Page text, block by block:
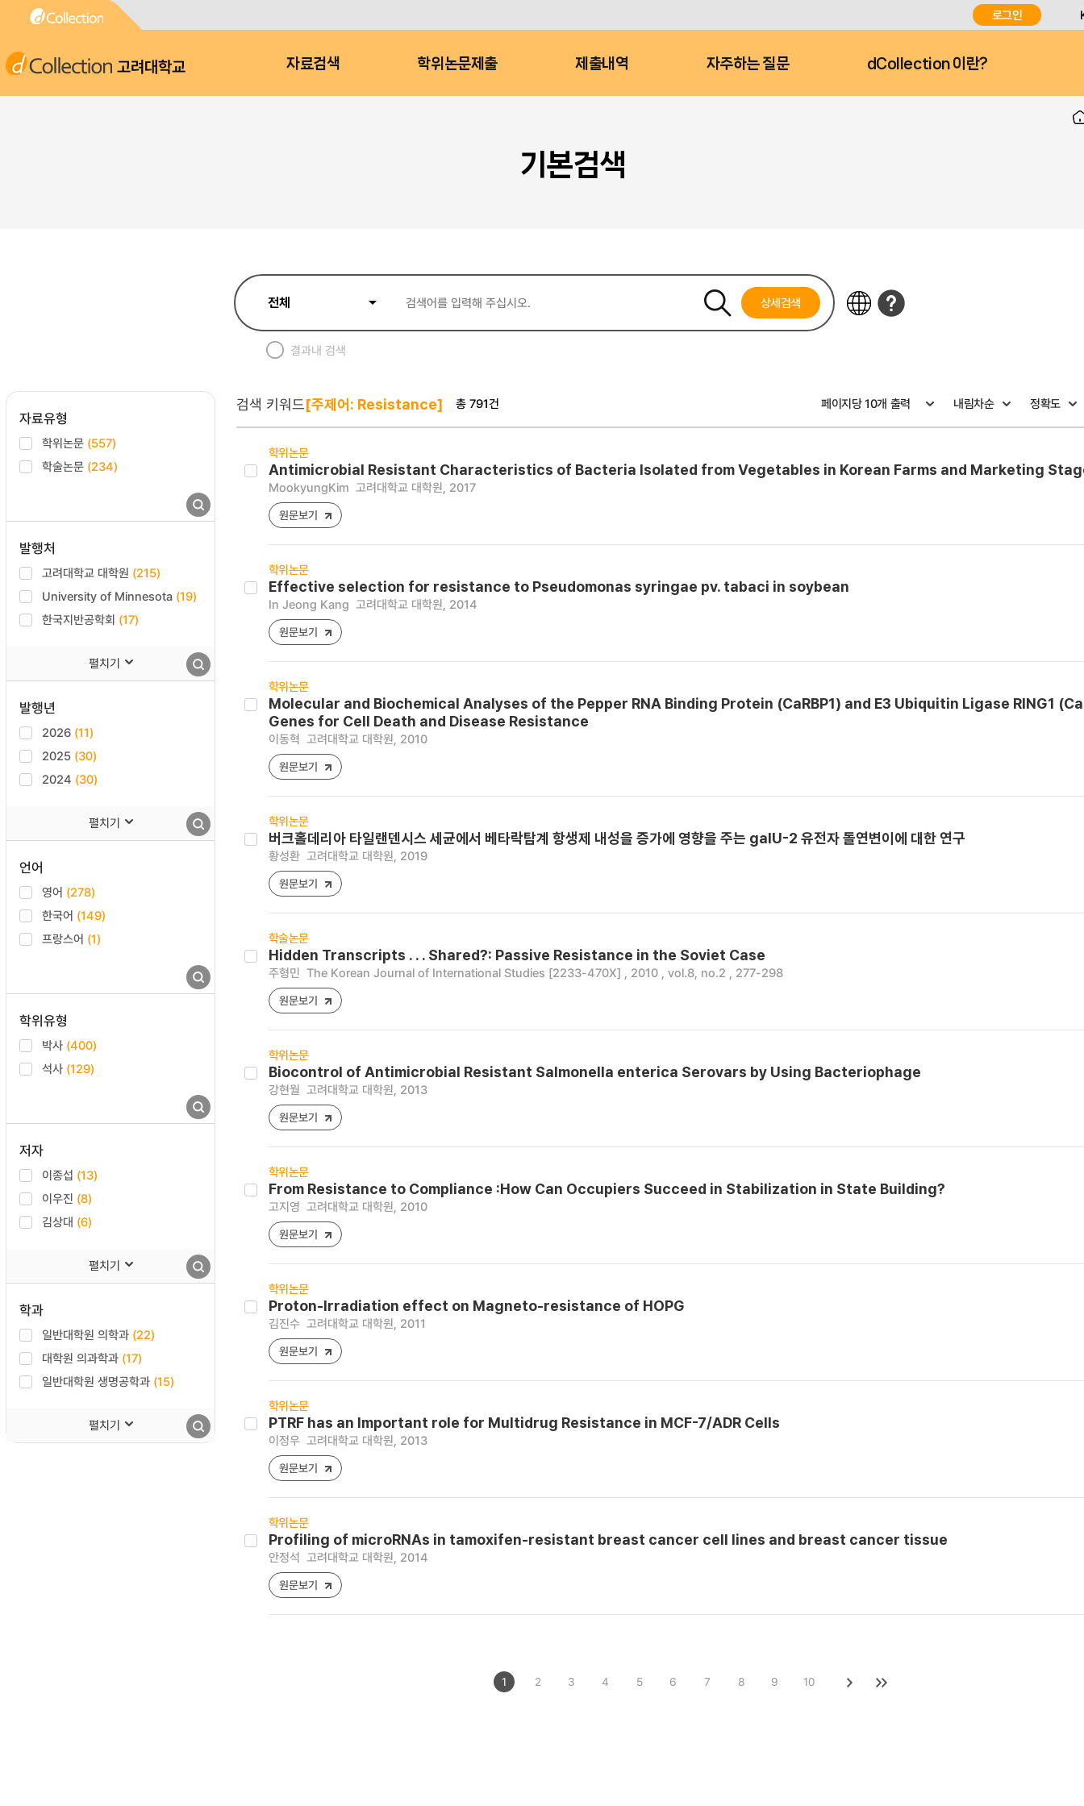
로그인
고려대학교 자료검색 학위논문제출 제출내역 자주하는 질문 dCollection 이란?
기본검색
상세검색
결과내 검색
자료유형
학위논문 (557)
학술논문 (234)
발행처
고려대학교 대학원 (215)
University of Minnesota (19)
한국지반공학회 (17)
펼치기
발행년
2026 (11)
2025 (30)
2024 (30)
펼치기
언어
영어 (278)
한국어 (149)
프랑스어 (1)
학위유형
박사 (400)
석사 (129)
저자
이종섭 (13)
이우진 (8)
김상대 (6)
펼치기
학과
일반대학원 의학과 (22)
대학원 의과학과 (17)
일반대학원 생명공학과 (15)
펼치기
검색 키워드[주제어: Resistance] 총 791건
학위논문
Antimicrobial Resistant Characteristics of Bacteria Isolated from Vegetables in Korean Farms and Marketing
MookyungKim 고려대학교 대학원, 2017
원문보기
학위논문
Effective selection for resistance to Pseudomonas syringae pv. tabaci in soybean
In Jeong Kang 고려대학교 대학원, 2014
원문보기
학위논문
Molecular and Biochemical Analyses of the Pepper RNA Binding Protein (CaRBP1) and E3 Ubiquitin Ligase RING1
Genes for Cell Death and Disease Resistance
이동혁 고려대학교 대학원, 2010
원문보기
학위논문
버크홀데리아 타일랜덴시스 세균에서 베타락탐계 항생제 내성을 증가에 영향을 주는 galU-2 유전자 돌연변이에 대한 연구
황성환 고려대학교 대학원, 2019
원문보기
학술논문
Hidden Transcripts . . . Shared?: Passive Resistance in the Soviet Case
주형민 The Korean Journal of International Studies [2233-470X] , 2010 , vol.8, no.2 , 277-298
원문보기
학위논문
Biocontrol of Antimicrobial Resistant Salmonella enterica Serovars by Using Bacteriophage
강현월 고려대학교 대학원, 2013
원문보기
학위논문
From Resistance to Compliance :How Can Occupiers Succeed in Stabilization in State Building?
고지영 고려대학교 대학원, 2010
원문보기
학위논문
Proton-Irradiation effect on Magneto-resistance of HOPG
김진수 고려대학교 대학원, 2011
원문보기
학위논문
PTRF has an Important role for Multidrug Resistance in MCF-7/ADR Cells
이정우 고려대학교 대학원, 2013
원문보기
학위논문
Profiling of microRNAs in tamoxifen-resistant breast cancer cell lines and breast cancer tissue
안정석 고려대학교 대학원, 2014
원문보기
1 2 3 4 5 6 7 8 9 10